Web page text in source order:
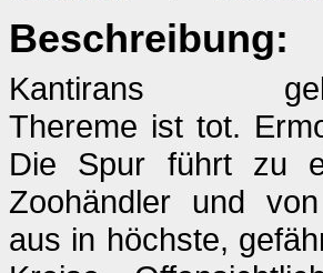
Beschreibung:
Kantirans
Thereme ist tot.
Die Spur führt zu
Zoohändler und
aus in höchste,